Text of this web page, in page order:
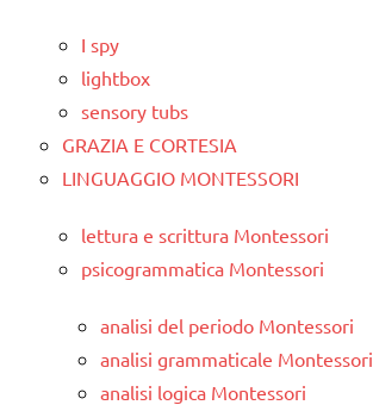
I spy
lightbox
sensory tubs
GRAZIA E CORTESIA
LINGUAGGIO MONTESSORI
lettura e scrittura Montessori
psicogrammatica Montessori
analisi del periodo Montessori
analisi grammaticale Montessori
analisi logica Montessori